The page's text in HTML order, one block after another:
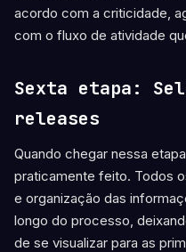
acordo com a criticidade,
com o fluxo de atividade
Sexta etapa:
releases
Quando chegar nessa
praticamente feito. Todos
e organização das
longo do processo,
de se visualizar para as